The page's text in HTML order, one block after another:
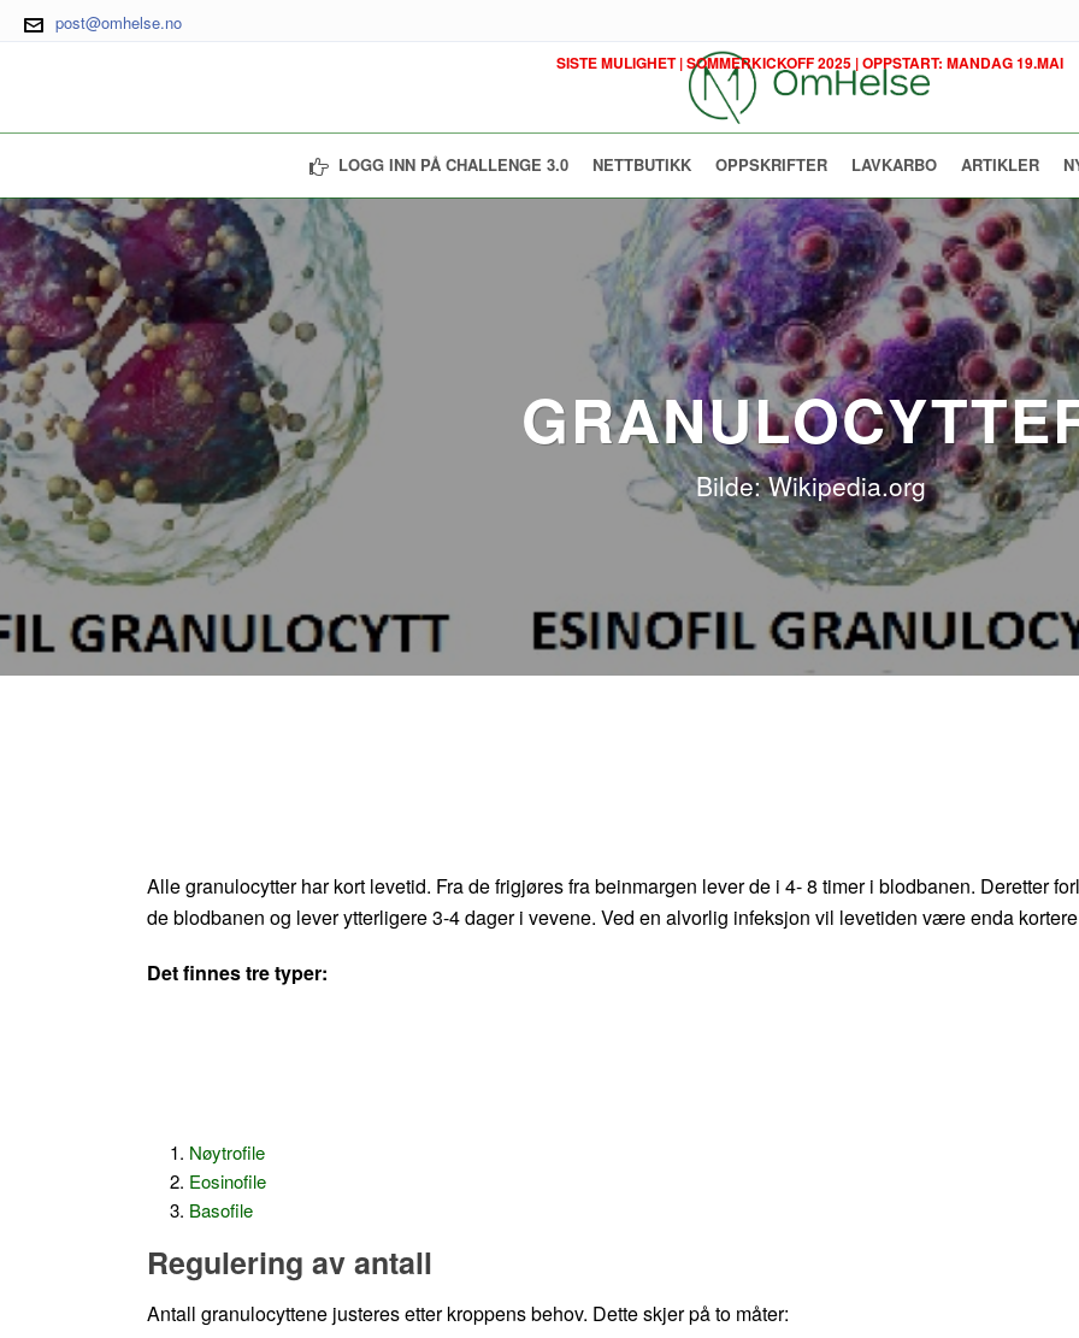
post@omhelse.no
SISTE MULIGHET | SOMMERKICKOFF 2025 | OPPSTART: MANDAG 19.MAI
LOGG INN PÅ CHALLENGE 3.0 NETTBUTIKK OPPSKRIFTER LAVKARBO ARTIKLER
Bilde: Wikipedia.org
Alle granulocytter har kort levetid. Fra de frigjøres fra beinmargen lever de i 4- 8 timer i blodbanen. Deretter
de blodbanen og lever ytterligere 3-4 dager i vevene. Ved en alvorlig infeksjon vil levetiden være enda
Det finnes tre typer:
Nøytrofile
Eosinofile
Basofile
Regulering av antall
Antall granulocyttene justeres etter kroppens behov. Dette skjer på to måter: